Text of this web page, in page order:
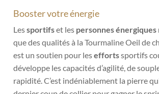
Booster votre énergie
Lessportifset les personnes énergiques
que des qualités à la Tourmaline Oeil de
est un soutien pour leseffortssportifs
développe les capacités d’agilité, de
rapidité. C’est indéniablement la pierre